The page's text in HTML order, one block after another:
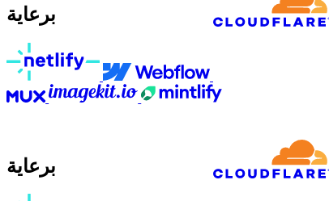
برعاية
برعاية